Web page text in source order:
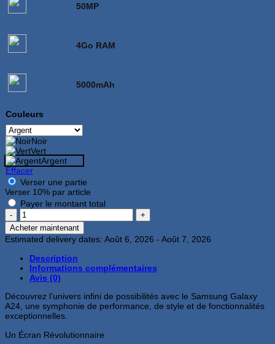
50MP
4Go RAM
5000mAh
Couleurs
Noir
Vert
Argent
Effacer
Verser une partie
Verser 10% par article
Payer le montant total
quantité
de
Samsung
Galaxy
4Go
128Go
Argent
Acheter maintenant
Estimated delivery dates: Août 6, 2026 - Août 7, 2026
Description
Informations complémentaires
Avis (0)
Découvrez l’univers infini de possibilités avec le Samsung Galaxy
A24, une symphonie de performance, de style et de fonctionnalités
exceptionnelles.
Un Écran Révolutionnaire